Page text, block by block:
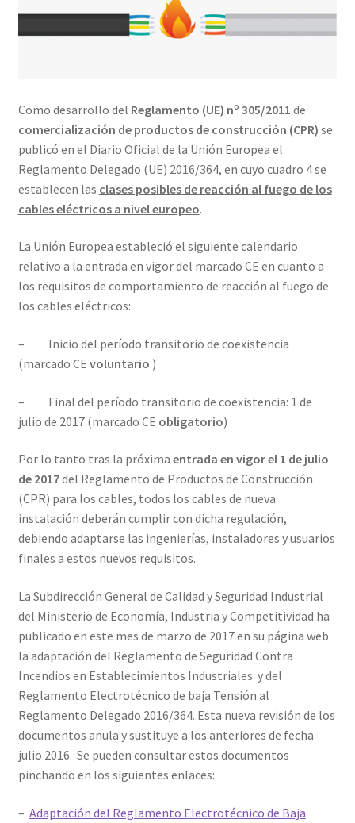
Como desarrollo del Reglamento (UE) nº 305/2011 de
comercialización de productos de construcción (CPR) se
publicó en el Diario Oficial de la Unión Europea el
Reglamento Delegado (UE) 2016/364, en cuyo cuadro 4 se
establecen las clases posibles de reacción al fuego de los
cables eléctricos a nivel europeo.
La Unión Europea estableció el siguiente calendario
relativo a la entrada en vigor del marcado CE en cuanto a
los requisitos de comportamiento de reacción al fuego de
los cables eléctricos:
– Inicio del período transitorio de coexistencia
(marcado CE voluntario )
– Final del período transitorio de coexistencia: 1 de
julio de 2017 (marcado CE obligatorio)
Por lo tanto tras la próxima entrada en vigor el 1 de julio
de 2017del Reglamento de Productos de Construcción
(CPR) para los cables, todos los cables de nueva
instalación deberán cumplir con dicha regulación,
debiendo adaptarse las ingenierías, instaladores y usuarios
finales a estos nuevos requisitos.
La Subdirección General de Calidad y Seguridad Industrial
del Ministerio de Economía, Industria y Competitividad ha
publicado en este mes de marzo de 2017 en su página web
la adaptación del Reglamento de Seguridad Contra
Incendios en Establecimientos Industriales y del
Reglamento Electrotécnico de baja Tensión al
Reglamento Delegado 2016/364. Esta nueva revisión de los
documentos anula y sustituye a los anteriores de fecha
julio 2016. Se pueden consultar estos documentos
pinchando en los siguientes enlaces:
– Adaptación del Reglamento Electrotécnico de Baja